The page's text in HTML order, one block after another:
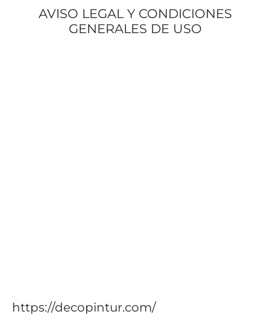
AVISO LEGAL Y CONDICIONES
GENERALES DE USO
https://decopintur.com/
ADHESIVOS Y COLAS
Y SUELOS